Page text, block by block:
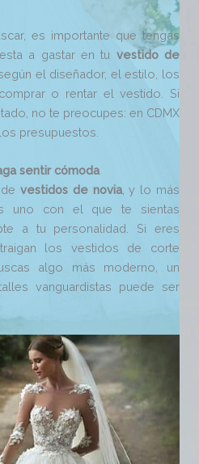
es importante que tengas
a gastar en tu vestido de
el diseñador, el estilo, los
o rentar el vestido. Si
no te preocupes: en CDMX
presupuestos.
sentir cómoda
devestidos de novia, y lo más
uno con el que te sientas
a tu personalidad. Si eres
los vestidos de corte
algo más moderno, un
vanguardistas puede ser